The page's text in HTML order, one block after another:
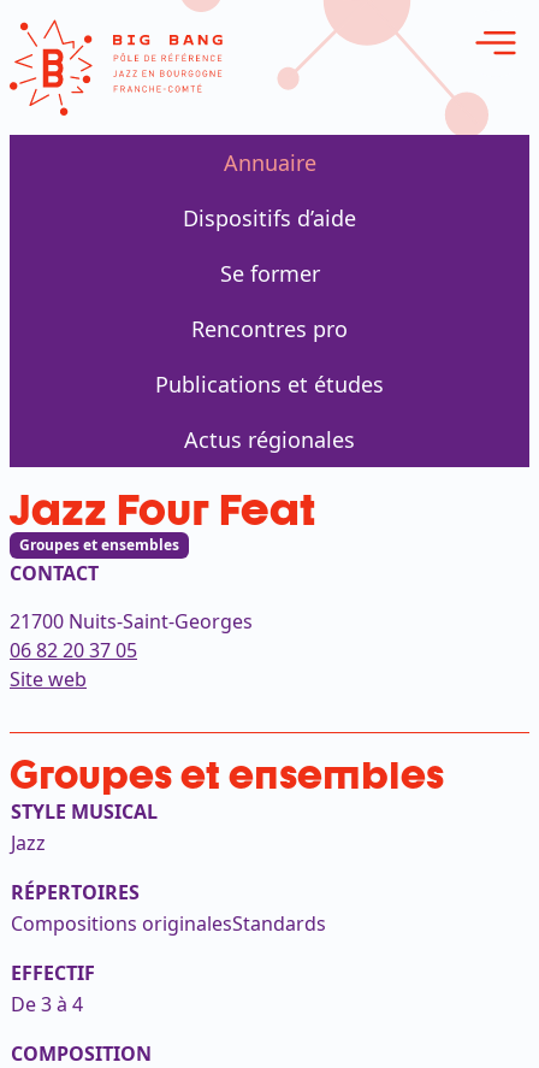
en ligne
Annuaire
Dispositifs d’aide
Se former
Rencontres pro
Publications et études
Actus régionales
Jazz Four Feat
Groupes et ensembles
CONTACT
21700 Nuits-Saint-Georges
06 82 20 37 05
Site web
Groupes et ensembles
STYLE MUSICAL
Jazz
RÉPERTOIRES
Compositions originalesStandards
EFFECTIF
De 3 à 4
COMPOSITION